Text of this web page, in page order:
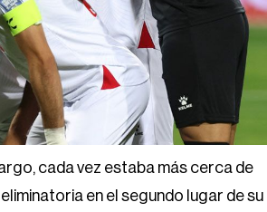
cada vez estaba más cerca de
en el segundo lugar de su